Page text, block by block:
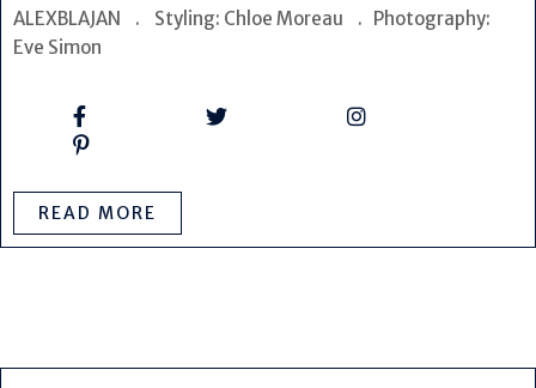
ALEXBLAJAN . Styling: Chloe Moreau . Photography:
Eve Simon
READ MORE